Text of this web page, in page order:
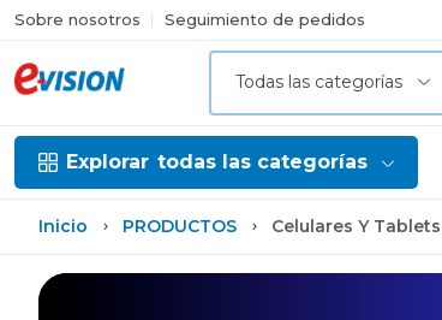
Sobre nosotros Seguimiento de pedidos
Todas las categorías
Explorar todas las categorías
Inicio PRODUCTOS Celulares Y Tablets